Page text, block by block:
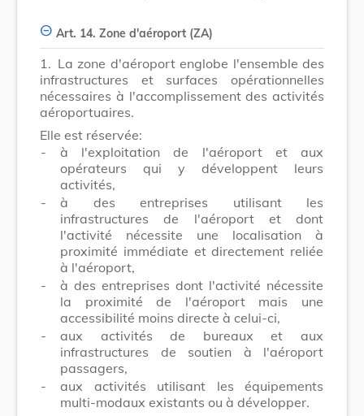
Art. 14. Zone d'aéroport (ZA)
1. La zone d'aéroport englobe l'ensemble des
infrastructures et surfaces opérationnelles
nécessaires à l'accomplissement des activités
aéroportuaires.
Elle est réservée:
-
à l'exploitation de l'aéroport et aux
opérateurs qui y développent leurs
activités,
-
à des entreprises utilisant les
infrastructures de l'aéroport et dont
l'activité nécessite une localisation à
proximité immédiate et directement reliée
à l'aéroport,
-
à des entreprises dont l'activité nécessite
la proximité de l'aéroport mais une
accessibilité moins directe à celui-ci,
-
aux activités de bureaux et aux
infrastructures de soutien à l'aéroport
passagers,
-
aux activités utilisant les équipements
multi-modaux existants ou à développer.